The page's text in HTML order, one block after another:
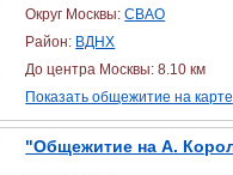
Округ Москвы:СВАО
Район: ВДНХ
До центра Москвы: 8.10 км
Показать общежитие на карте
"Общежитие на А.